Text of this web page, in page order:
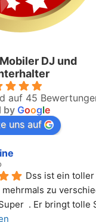
DJ und
auf 45
by Google
uns auf
Dss ist ein toller
zu
. Er bringt tolle